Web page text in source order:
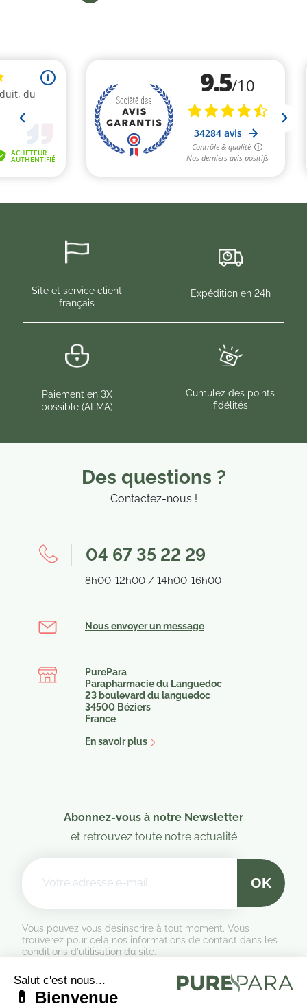
Site et service client
français
Expédition en 24h
Paiement en 3X
possible (ALMA)
Cumulez des points
fidélités
Des questions ?
Contactez-nous !
04 67 35 22 29
8h00-12h00 / 14h00-16h00
Nous envoyer un message
PurePara
Parapharmacie du Languedoc
23 boulevard du languedoc
34500 Béziers
France
En savoir plus
Abonnez-vous à notre Newsletter
et retrouvez toute notre actualité
Vous pouvez vous désinscrire à tout moment. Vous
trouverez pour cela nos informations de contact dans les
conditions d'utilisation du site.